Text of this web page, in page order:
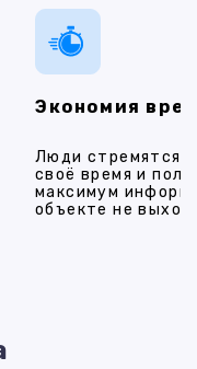
Экономия
Люди стремятся
своё время и
максимум
объекте не